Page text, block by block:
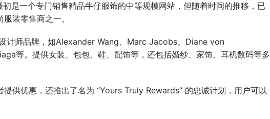
是一个专门销售精品牛仔服饰的中等规模网站，但随着时间的推移，已
装零售商之一。
计师品牌，如Alexander Wang、Marc Jacobs、Diane von
等。提供女装、包包、鞋、配饰等，还包括婚纱、家饰、耳机数码等多
供优惠，还推出了名为 “Yours Truly Rewards” 的忠诚计划，用户可以